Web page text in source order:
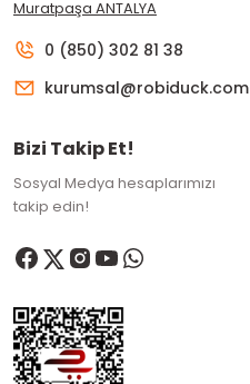
Muratpaşa ANTALYA
0 (850) 302 81 38
kurumsal@robiduck.com
Bizi Takip Et!
Sosyal Medya hesaplarımızı
takip edin!